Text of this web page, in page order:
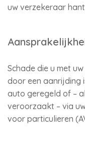
uw verzekeraar
Schade die u met
door een aanrijding
auto geregeld of –
veroorzaakt – via
voor particulieren